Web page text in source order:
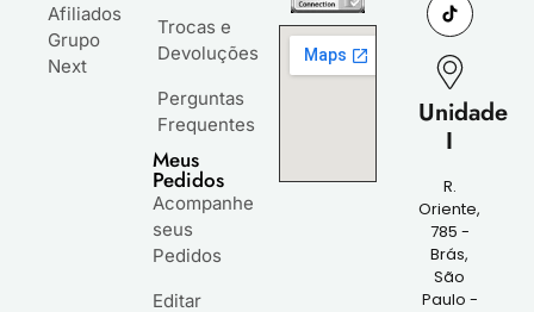
Afiliados
Grupo
Next
Trocas e
Devoluções
Perguntas
Frequentes
Meus
Pedidos
Acompanhe
seus
Pedidos
Editar
Unidade
I
R.
Oriente,
785 -
Brás,
São
Paulo -